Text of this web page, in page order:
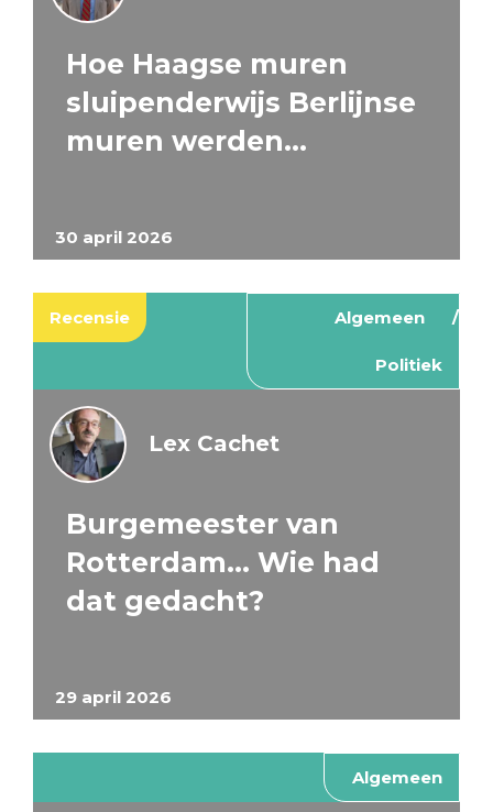
30 april 2026
Hoe Haagse muren
sluipenderwijs Berlijnse
muren werden…
Recensie Algemeen
Politiek
29 april 2026
Lex Cachet
Burgemeester van
Rotterdam… Wie had
dat gedacht?
Algemeen